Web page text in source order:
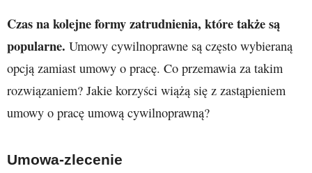
Czas na kolejne formy zatrudnienia, które także są
popularne. Umowy cywilnoprawne są często wybieraną
opcją zamiast umowy o pracę. Co przemawia za takim
rozwiązaniem? Jakie korzyści wiążą się z zastąpieniem
umowy o pracę umową cywilnoprawną?
Umowa-zlecenie